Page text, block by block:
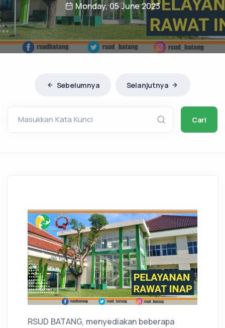
Monday, 05 June 2023
Sebelumnya Selanjutnya
Masukkan Kata Kunci Cari
RSUD BATANG, menyediakan beberapa